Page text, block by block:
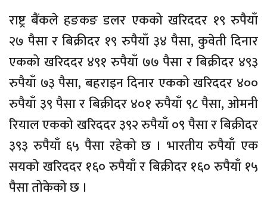
राष्ट्र बैंकले हङकङ डलर एकको खरिददर १९ रुपैयाँ
२७ पैसा र बिक्रीदर १९ रुपैयाँ ३४ पैसा, कुवेती दिनार
एकको खरिददर ४९१ रुपैयाँ ७७ पैसा र बिक्रीदर ४९३
रुपैयाँ ७३ पैसा, बहराइन दिनार एकको खरिददर ४००
रुपैयाँ ३९ पैसा र बिक्रीदर ४०१ रुपैयाँ ९८ पैसा, ओमनी
रियाल एकको खरिददर ३९२ रुपैयाँ ०९ पैसा र बिक्रीदर
३९३ रुपैयाँ ६५ पैसा रहेको छ । भारतीय रुपैयाँ एक
सयको खरिददर १६० रुपैयाँ र बिक्रीदर १६० रुपैयाँ १५
पैसा तोकेको छ ।